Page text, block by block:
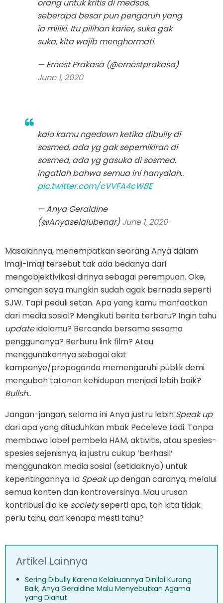
orang untuk kritis di medsos,
seberapa besar pun pengaruh yang
ia miliki. Itu pilihan karier, suka gak
suka, kita wajib menghormati.
— Ernest Prakasa (@ernestprakasa)
June 1, 2020
kalo kamu ngedown ketika dibully di
sosmed, ada yg gak sepemikiran di
sosmed, ada yg gasuka di sosmed.
ingatlah bahwa semua ini hanyalah..
pic.twitter.com/cVVFA4cW8E
— Anya Geraldine
(@Anyaselalubenar)June 1, 2020
Masalahnya, menempatkan seorang Anya dalam
imaji-imaji tersebut tak ada bedanya dari
mengobjektivikasi dirinya sebagai perempuan. Oke,
omongan saya mungkin sudah agak bernada seperti
SJW. Tapi peduli setan. Apa yang kamu manfaatkan
dari media sosial? Mengikuti berita terbaru? Ingin tahu
updateidolamu? Bercanda bersama sesama
penggunanya? Berburu link film? Atau
menggunakannya sebagai alat
kampanye/propaganda memengaruhi publik demi
mengubah tatanan kehidupan menjadi lebih baik?
Bullsh..
Jangan-jangan, selama ini Anya justru lebih Speak up
dari apa yang dituduhkan mbak Peceleve tadi. Tanpa
membawa label pembela HAM, aktivitis, atau spesies-
spesies sejenisnya, ia justru cukup ‘berhasil’
menggunakan media sosial (setidaknya) untuk
kepentingannya. Ia Speak updengan caranya, melalui
semua konten dan kontroversinya. Mau urusan
kontribusi dia ke societyseperti apa, toh kita tidak
perlu tahu, dan kenapa mesti tahu?
Artikel Lainnya
Sering Dibully Karena Kelakuannya Dinilai Kurang
Baik, Anya Geraldine Malu Menyebutkan Agama
yang Dianut